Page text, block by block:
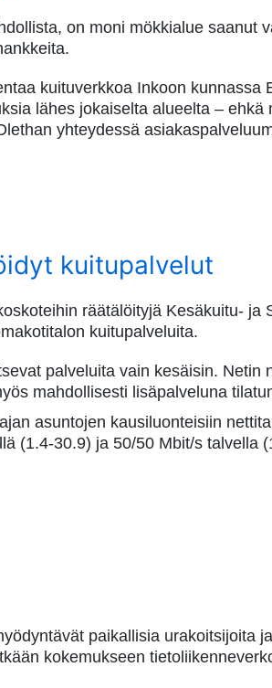
on moni mökkialue saanut
kuituverkkoa Inkoon
lähes jokaiselta alueelta –
yhteydessä
kuitupalvelut
räätälöityjä Kesäkuitu-
kuitupalveluita.
palveluita vain kesäisin.
mahdollisesti lisäpalveluna
asuntojen kausiluonteisiin
(1.4-30.9) ja 50/50 Mbit/s talvella
paikallisia urakoitsijoita
kokemukseen